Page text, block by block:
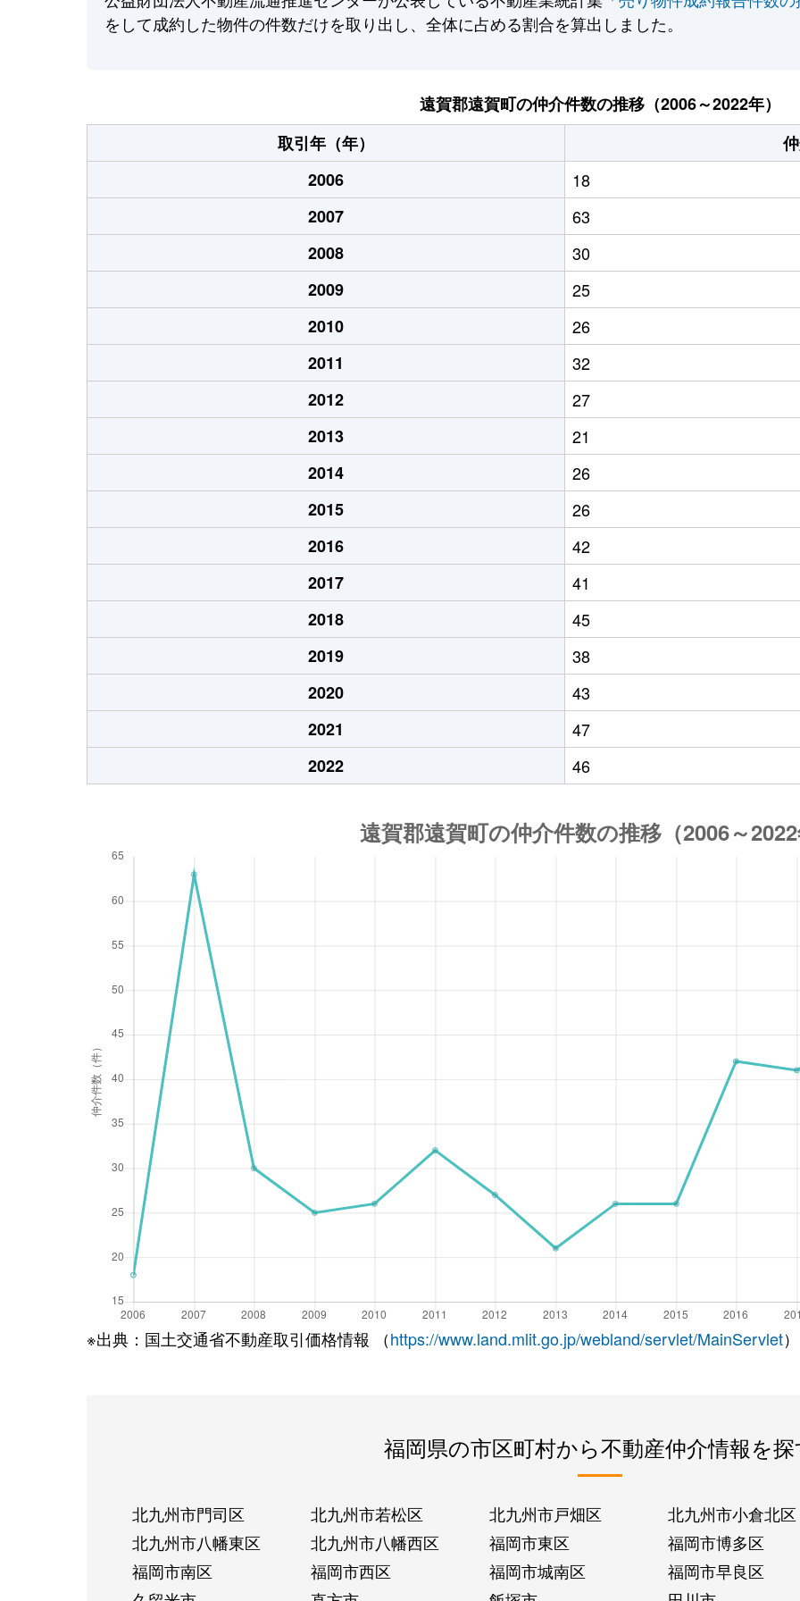
をして成約した物件の件数だけを取り出し、全体に占める割合を算出しました。
遠賀郡遠賀町の仲介件数の推移（2006～2022年）
取引年（年）
2006
18
2007
63
2008
30
2009
25
2010
26
2011
32
2012
27
2013
21
2014
26
2015
26
2016
42
2017
41
2018
45
2019
38
2020
43
2021
47
2022
46
※出典：国土交通省不動産取引価格情報 （https://www.land.mlit.go.jp/webland/servlet/MainServlet
福岡県の市区町村から不動産仲介情報を
北九州市門司区 北九州市若松区 北九州市戸畑区
北九州市小倉北区
北九州市八幡東区
北九州市八幡西区 福岡市東区
福岡市博多区
福岡市南区
福岡市西区 福岡市城南区
福岡市早良区